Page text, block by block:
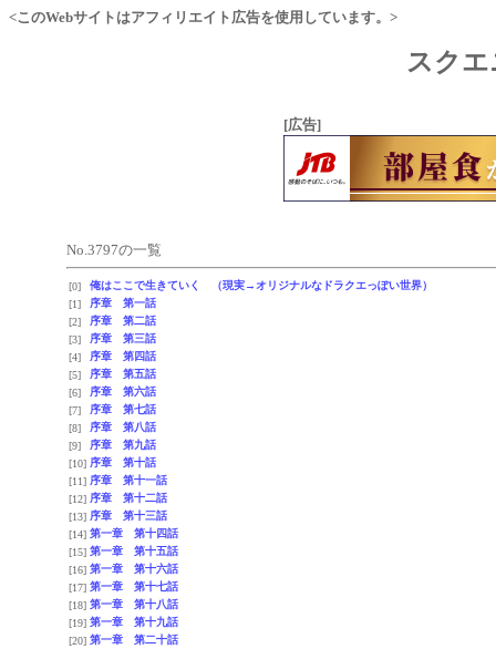
<このWebサイトはアフィリエイト広告を使用しています。>
スクエ
[広告]
No.3797の一覧
[0]
俺はここで生きていく （現実→オリジナルなドラクエっぽい世界）
[1]
序章 第一話
[2]
序章 第二話
[3]
序章 第三話
[4]
序章 第四話
[5]
序章 第五話
[6]
序章 第六話
[7]
序章 第七話
[8]
序章 第八話
[9]
序章 第九話
[10] 序章 第十話
[11] 序章 第十一話
[12] 序章 第十二話
[13] 序章 第十三話
[14] 第一章 第十四話
[15] 第一章 第十五話
[16] 第一章 第十六話
[17] 第一章 第十七話
[18] 第一章 第十八話
[19] 第一章 第十九話
[20] 第一章 第二十話